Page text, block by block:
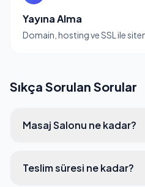
Yayına Alma
Domain, hosting ve SSL ile
Sıkça Sorulan Sorular
Masaj Salonu ne kadar?
Teslim süresi ne kadar?